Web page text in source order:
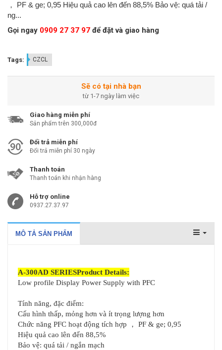
， PF & ge; 0,95 Hiệu quả cao lên đến 88,5% Bảo vệ: quá tải /
ng...
Gọi ngay 0909 27 37 97 để đặt và giao hàng
Tags: CZCL
Sẽ có tại nhà bạn
từ 1-7 ngày làm việc
Giao hàng miễn phí
Sản phẩm trên 300,000đ
Đổi trả miễn phí
Đổi trả miễn phí 30 ngày
Thanh toán
Thanh toán khi nhận hàng
Hỗ trợ online
0937.27.37.97
MÔ TẢ SẢN PHẨM
A-300AD SERIESProduct Details:
Low profile Display Power Supply with PFC
Tính năng, đặc điểm:
Cấu hình thấp, mỏng hơn và ít trọng lượng hơn
Chức năng PFC hoạt động tích hợp
，
PF & ge; 0,95
Hiệu quả cao lên đến 88,5%
Bảo vệ: quá tải / ngắn mạch